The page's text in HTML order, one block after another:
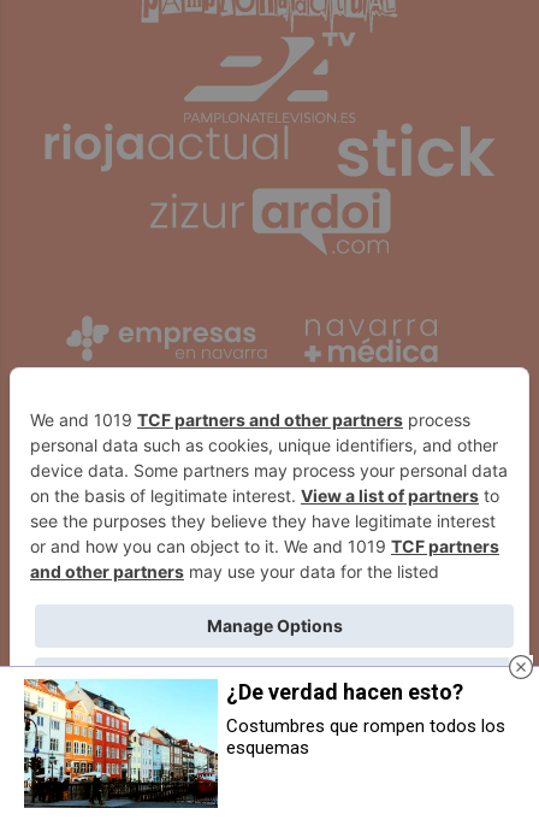
Todo comenzó con una peineta y
una fuga: acabaron detenidos y
en la cárcel
¿De verdad hacen esto?
Costumbres que rompen todos los
esquemas